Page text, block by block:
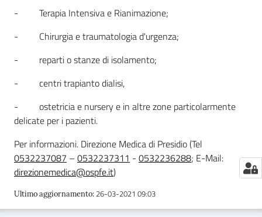
i
t
z
o
n
e
t
r
a
s
p
- Terapia Intensiva e Rianimazione;
- Chirurgia e traumatologia d'urgenza;
- reparti o stanze di isolamento;
- centri trapianto dialisi,
- ostetricia e nursery e in altre zone particolarmente
delicate per i pazienti.
Per informazioni. Direzione Medica di Presidio (Tel
0532237087 – 0532237311 - 0532236288; E-Mail:
direzionemedica@ospfe.it)
Ultimo aggiornamento: 26-03-2021 09:03